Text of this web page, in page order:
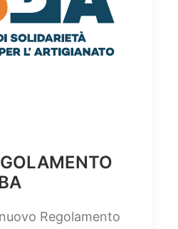
Regolamento